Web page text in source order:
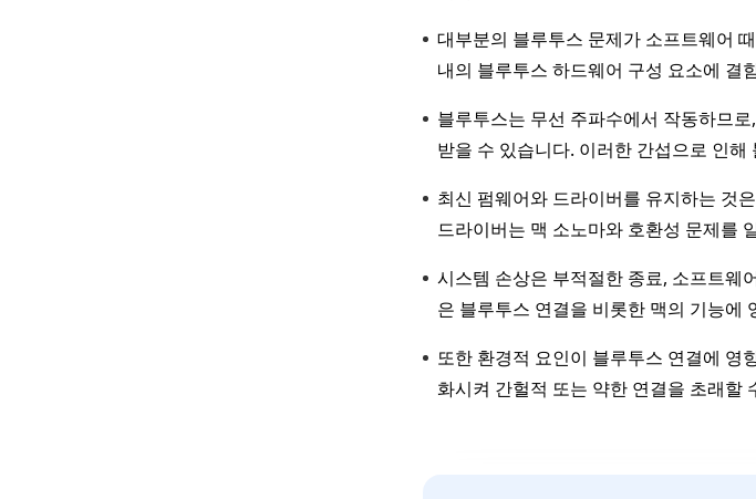
대부분의 블루투스 문제가 소프트웨어
내의 블루투스 하드웨어 구성 요소에 결
블루투스는 무선 주파수에서 작동하므
받을 수 있습니다. 이러한 간섭으로 인
최신 펌웨어와 드라이버를 유지하는 것
드라이버는 맥 소노마와 호환성 문제를
시스템 손상은 부적절한 종료, 소프트웨
은 블루투스 연결을 비롯한 맥의 기능에
또한 환경적 요인이 블루투스 연결에 영
화시켜 간헐적 또는 약한 연결을 초래할